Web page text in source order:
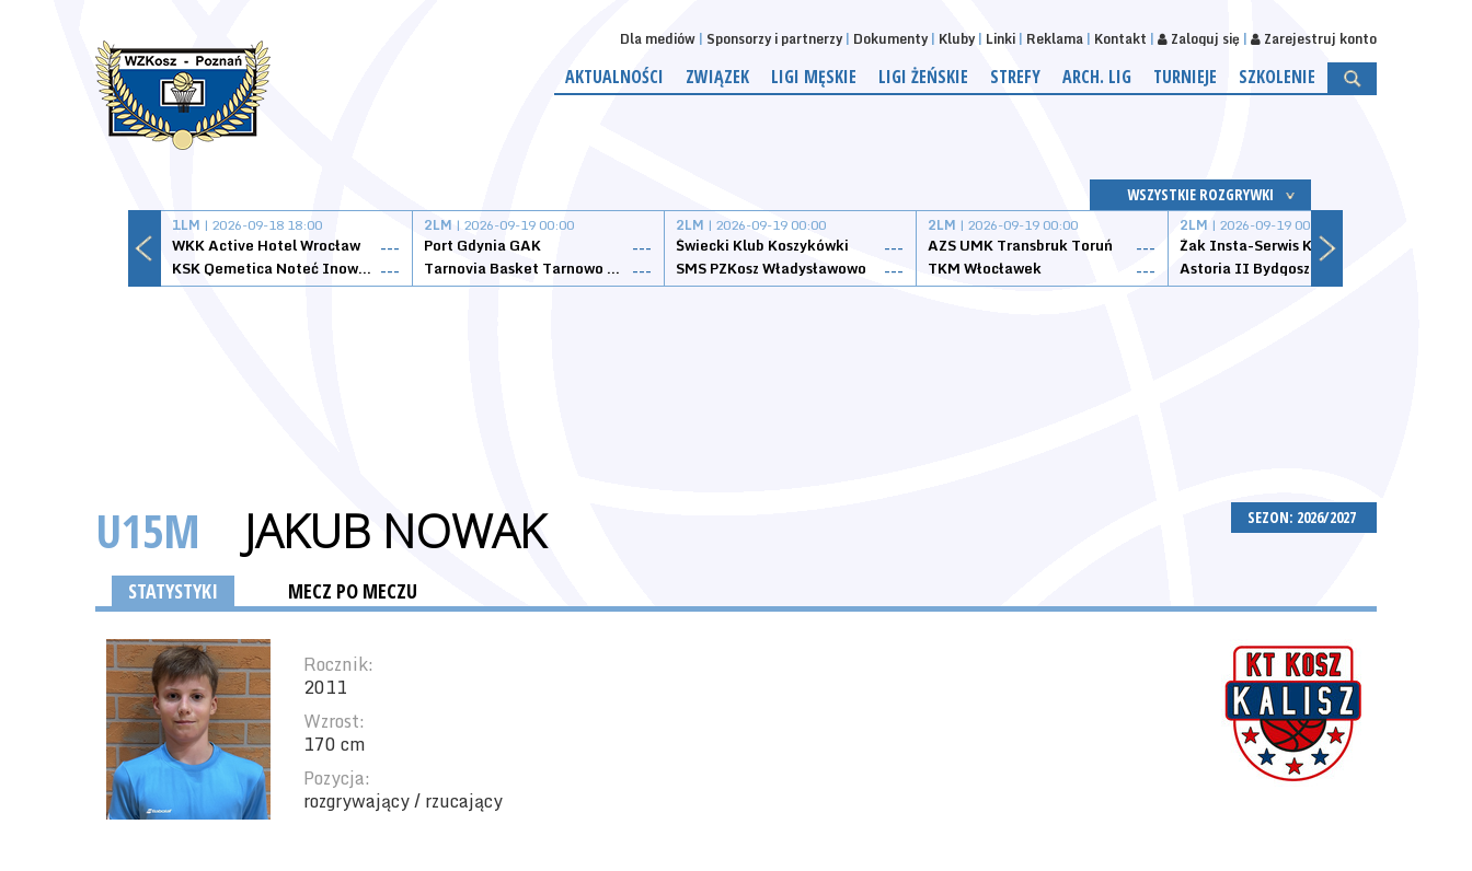
Dla mediów Sponsorzy i partnerzy Dokumenty Kluby Linki Reklama Kontakt Zaloguj się Zarejestruj konto
AKTUALNOŚCI ZWIĄZEK LIGI MĘSKIE LIGI ŻEŃSKIE STREFY ARCH. LIG TURNIEJE SZKOLENIE
WSZYSTKIE ROZGRYWKI
1LM | 2026-09-18 18:00
WKK Active Hotel Wrocław
---
KSK Qemetica Noteć Inowrocław ---
2LM | 2026-09-19 00:00
Port Gdynia GAK
---
Tarnovia Basket Tarnowo Podgórne ---
2LM | 2026-09-19 00:00
Świecki Klub Koszykówki
---
SMS PZKosz Władysławowo
---
2LM | 2026-09-19 00:00
AZS UMK Transbruk Toruń
---
TKM Włocławek
---
2LM | 2026-09-19 00:00
Żak Insta-Serwis Koszalin
Astoria II Bydgoszcz
SEZON: 2026/2027
U15M JAKUB NOWAK
STATYSTYKI MECZ PO MECZU
Rocznik:
2011
Wzrost:
170 cm
Pozycja:
rozgrywający / rzucający